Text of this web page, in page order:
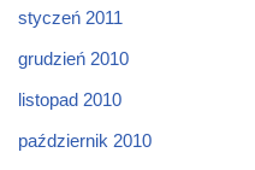
styczeń 2011
grudzień 2010
listopad 2010
październik 2010